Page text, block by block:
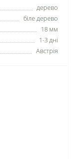
дерево
біле дерево
18 мм
1-3 дні
Австрія